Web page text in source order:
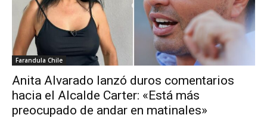
Farandula Chile
Anita Alvarado lanzó duros comentarios
hacia el Alcalde Carter: «Está más
preocupado de andar en matinales»